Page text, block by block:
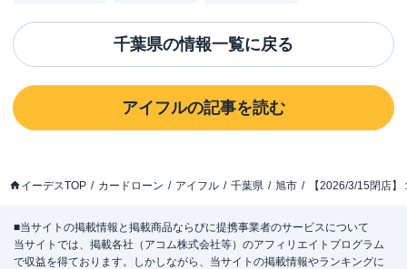
千葉県の情報一覧に戻る
アイフルの記事を読む
イーデスTOP カードローン アイフル 千葉県 旭市 【2026/3/15閉店
■当サイトの掲載情報と掲載商品ならびに提携事業者のサービスについて
当サイトでは、掲載各社（アコム株式会社等）のアフィリエイトプログラム
で収益を得ております。しかしながら、当サイトの掲載情報やランキングに